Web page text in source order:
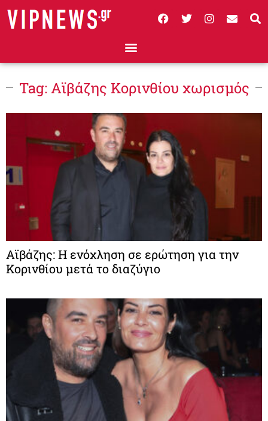
Tag: Αϊβάζης Κορινθίου χωρισμός
Αϊβάζης: Η ενόχληση σε ερώτηση για την
Κορινθίου μετά το διαζύγιο